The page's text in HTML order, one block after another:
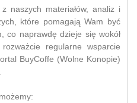
naszych materiałów, analiz i
które pomagają Wam być
co naprawdę dzieje się wokół
regularne wsparcie
BuyCoffe (Wolne Konopie)